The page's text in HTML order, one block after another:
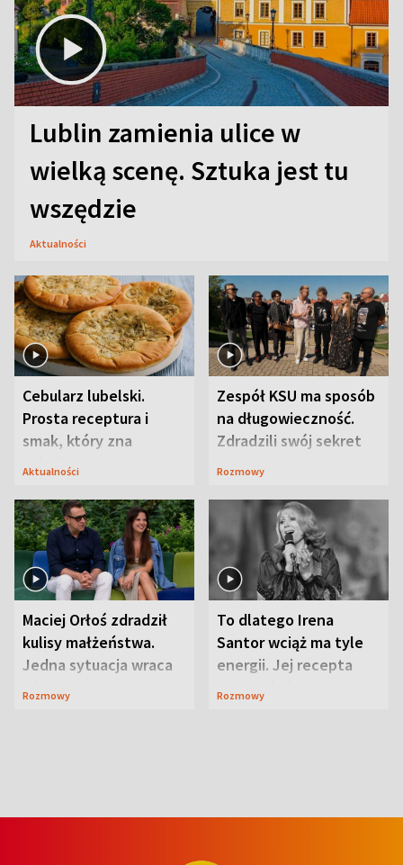
Lublin zamienia ulice w
wielką scenę. Sztuka jest tu
wszędzie
Aktualności
Cebularz lubelski.
Prosta receptura i
smak, który zna
Lubelszczyzna
Aktualności
Zespół KSU ma sposób
na długowieczność.
Zdradzili swój sekret
Rozmowy
Maciej Orłoś zdradził
kulisy małżeństwa.
Jedna sytuacja wraca
jak bumerang
Rozmowy
To dlatego Irena
Santor wciąż ma tyle
energii. Jej recepta
jest zaskakująco
Rozmowy